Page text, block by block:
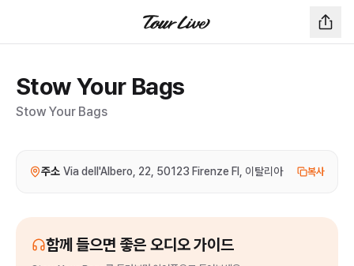
Stow Your Bags
Stow Your Bags
주소 Via dell'Albero, 22, 50123 Firenze FI, 이탈리아 복사
함께 들으면 좋은 오디오 가이드